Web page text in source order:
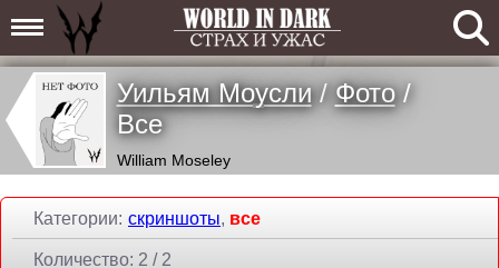
Уильям Моусли/ Фото/
Все
William Moseley
Категории: скриншоты, все
Количество: 2 / 2